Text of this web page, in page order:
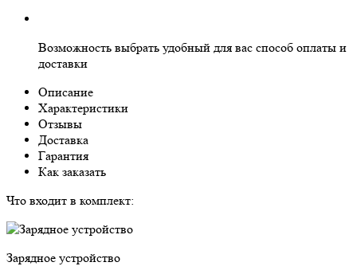
Возможность выбрать удобный для вас способ оплаты и
доставки
Описание
Характеристики
Отзывы
Доставка
Гарантия
Как заказать
Что входит в комплект:
Зарядное устройство